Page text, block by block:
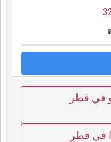
في قطر
في قطر